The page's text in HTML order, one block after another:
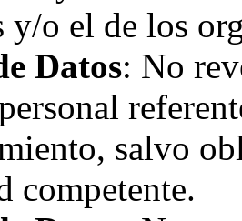
y/o el de los
Datos: No
salvo
competente.